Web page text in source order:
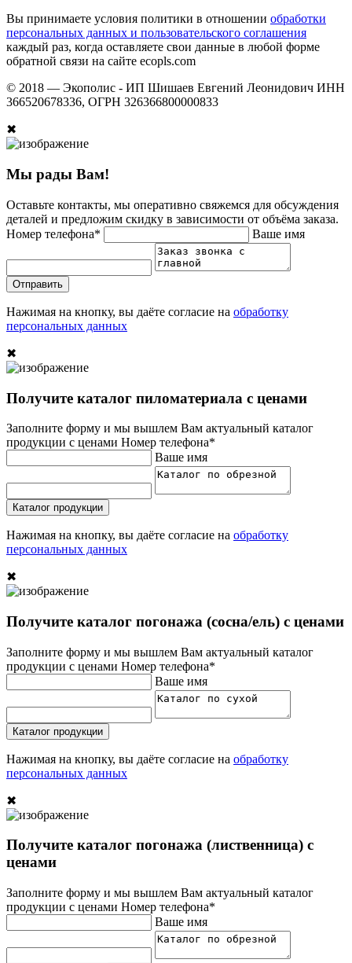
Вы принимаете условия политики в отношении обработки
персональных данных и пользовательского соглашения
каждый раз, когда оставляете свои данные в любой форме
обратной связи на сайте ecopls.com
© 2018 — Экополис - ИП Шишаев Евгений Леонидович ИНН
366520678336, ОГРН 326366800000833
✖
Мы рады Вам!
Оставьте контакты, мы оперативно свяжемся для обсуждения
деталей и предложим скидку в зависимости от объёма заказа.
Номер телефона*
Ваше имя
Отправить
Нажимая на кнопку, вы даёте согласие на обработку
персональных данных
✖
Получите каталог пиломатериала с ценами
Заполните форму и мы вышлем Вам актуальный каталог
продукции с ценами Номер телефона*
Ваше имя
Каталог продукции
Нажимая на кнопку, вы даёте согласие на обработку
персональных данных
✖
Получите каталог погонажа (сосна/ель) с ценами
Заполните форму и мы вышлем Вам актуальный каталог
продукции с ценами Номер телефона*
Ваше имя
Каталог продукции
Нажимая на кнопку, вы даёте согласие на обработку
персональных данных
✖
Получите каталог погонажа (лиственница) с
ценами
Заполните форму и мы вышлем Вам актуальный каталог
продукции с ценами Номер телефона*
Ваше имя